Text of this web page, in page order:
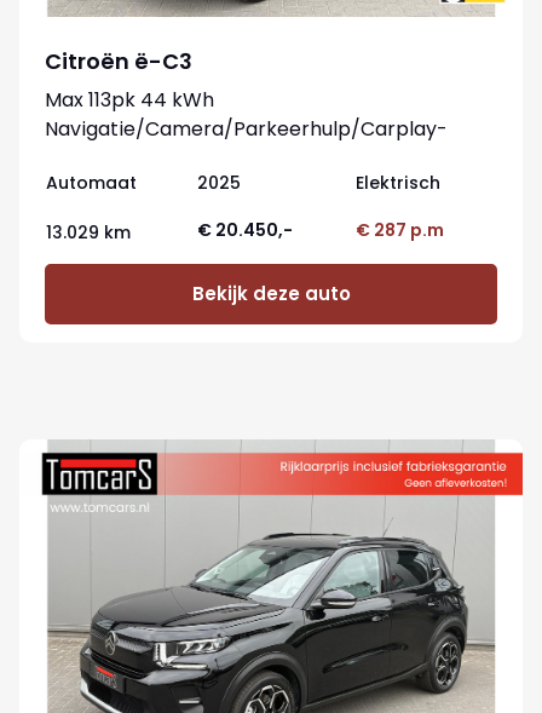
Citroën ë-C3
Max 113pk 44 kWh
Navigatie/Camera/Parkeerhulp/Carplay-
Automaat 2025 Elektrisch
13.029 km € 20.450,- € 287 p.m
Bekijk deze auto